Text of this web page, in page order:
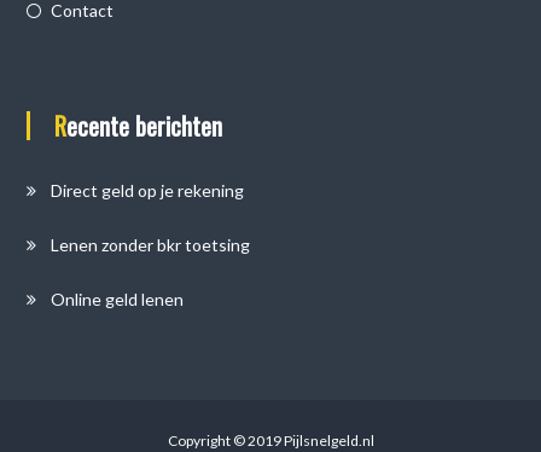
Contact
Recente berichten
Direct geld op je rekening
Lenen zonder bkr toetsing
Online geld lenen
Copyright © 2019 Pijlsnelgeld.nl